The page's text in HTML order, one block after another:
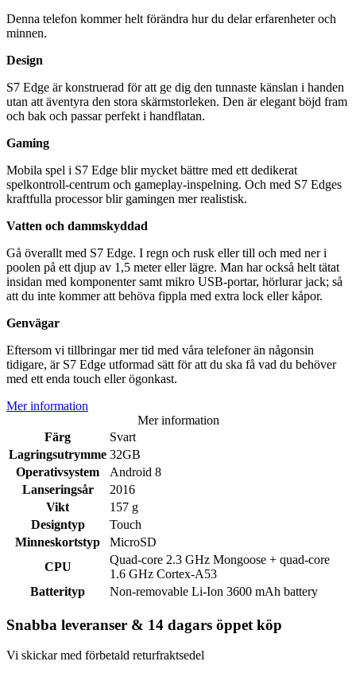
Denna telefon kommer helt förändra hur du delar erfarenheter och
minnen.
Design
S7 Edge är konstruerad för att ge dig den tunnaste känslan i handen
utan att äventyra den stora skärmstorleken. Den är elegant böjd fram
och bak och passar perfekt i handflatan.
Gaming
Mobila spel i S7 Edge blir mycket bättre med ett dedikerat
spelkontroll-centrum och gameplay-inspelning. Och med S7 Edges
kraftfulla processor blir gamingen mer realistisk.
Vatten och dammskyddad
Gå överallt med S7 Edge. I regn och rusk eller till och med ner i
poolen på ett djup av 1,5 meter eller lägre. Man har också helt tätat
insidan med komponenter samt mikro USB-portar, hörlurar jack; så
att du inte kommer att behöva fippla med extra lock eller kåpor.
Genvägar
Eftersom vi tillbringar mer tid med våra telefoner än någonsin
tidigare, är S7 Edge utformad sätt för att du ska få vad du behöver
med ett enda touch eller ögonkast.
Mer information
Mer information
Färg
Svart
Lagringsutrymme 32GB
Operativsystem
Android 8
Lanseringsår
2016
Vikt
157 g
Designtyp
Touch
Minneskortstyp
MicroSD
CPU
Quad-core 2.3 GHz Mongoose + quad-core
1.6 GHz Cortex-A53
Batterityp
Non-removable Li-Ion 3600 mAh battery
Snabba leveranser & 14 dagars öppet köp
Vi skickar med förbetald returfraktsedel